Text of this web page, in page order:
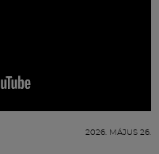
2026. MÁJUS 26.